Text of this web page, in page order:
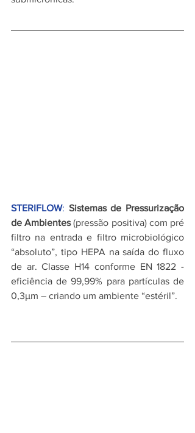
STERIFLOW: Sistemas de Pressurização
de Ambientes (pressão positiva) com pré
filtro na entrada e filtro microbiológico
“absoluto”, tipo HEPA na saída do fluxo
de ar. Classe H14 conforme EN 1822 -
eficiência de 99,99% para partículas de
0,3µm – criando um ambiente “estéril”.